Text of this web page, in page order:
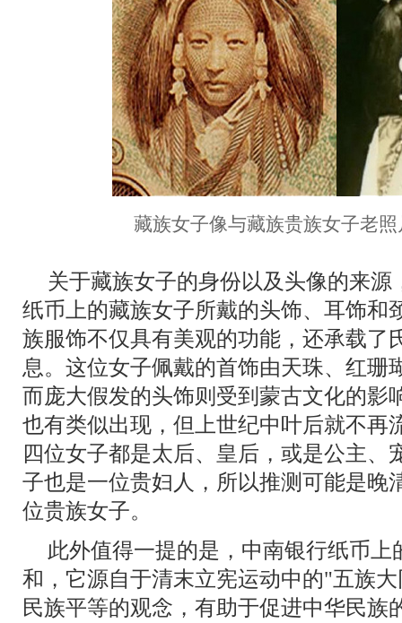
藏族女子像与藏族贵族女子老
关于藏族女子的身份以及头像的来
纸币上的藏族女子所戴的头饰、耳饰和
族服饰不仅具有美观的功能，还承载了
息。这位女子佩戴的首饰由天珠、红珊
而庞大假发的头饰则受到蒙古文化的影
也有类似出现，但上世纪中叶后就不再
四位女子都是太后、皇后，或是公主、
子也是一位贵妇人，所以推测可能是晚
位贵族女子。
此外值得一提的是，中南银行纸币
和，它源自于清末立宪运动中的"五族
民族平等的观念，有助于促进中华民族